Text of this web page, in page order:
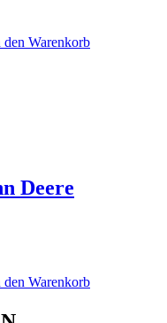
den Warenkorb
Deere
den Warenkorb